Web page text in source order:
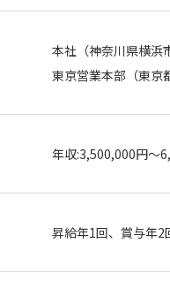
本社（神奈川県横浜
東京営業本部（東京
年収:3,500,000円～
昇給年1回、賞与年